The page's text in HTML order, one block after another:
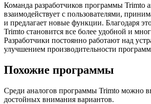
Команда разработчиков программы Trimto
взаимодействует с пользователями,
и предлагает новые функции. Благодаря
Trimto становится все более удобной и
Разработчики постоянно работают над
улучшением производительности
Похожие программы
Среди аналогов программы Trimto можно
достойных внимания вариантов.